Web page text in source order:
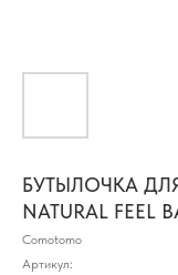
БУТЫЛОЧКА
NATURAL FEEL
Comotomo
Артикул: